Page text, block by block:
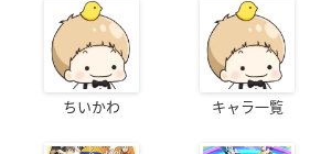
ちいかわ キャラ一覧